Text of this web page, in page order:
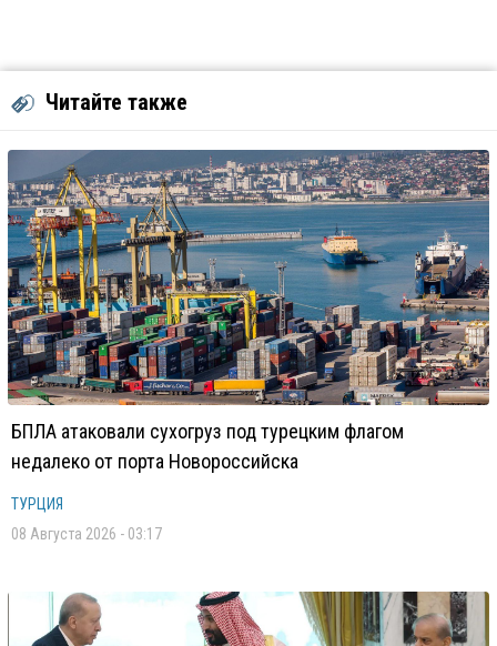
Читайте также
БПЛА атаковали сухогруз под турецким флагом
недалеко от порта Новороссийска
ТУРЦИЯ
08 Августа 2026 - 03:17